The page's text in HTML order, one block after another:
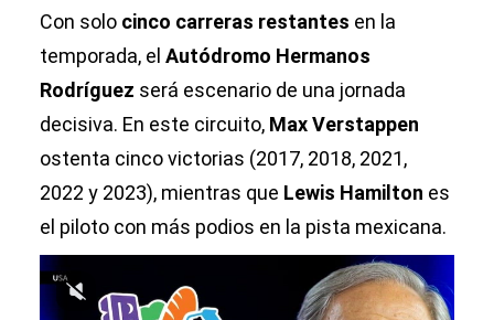
Con solo cinco carreras restantes en la
temporada, el Autódromo Hermanos
Rodríguez será escenario de una jornada
decisiva. En este circuito, Max Verstappen
ostenta cinco victorias (2017, 2018, 2021,
2022 y 2023), mientras que Lewis Hamilton es
el piloto con más podios en la pista mexicana.
Lea el artículo